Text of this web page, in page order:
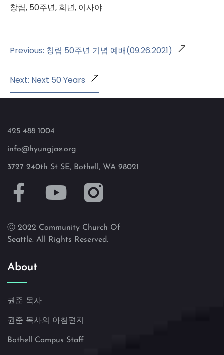
창립, 50주년, 희년, 이사야
Previous: 칭립 50주년 기념 예배(09.26.2021)
Next: Next 50 Years
425 488 1004
info@hyungjae.org
3727 240th St SE, Bothell, WA 98021
Ⓒ 2022 Community Church Of
Seattle. All Rights Reserved.
About
권준 목사
권준 목사의 아침편지
Bothell Campus Staff